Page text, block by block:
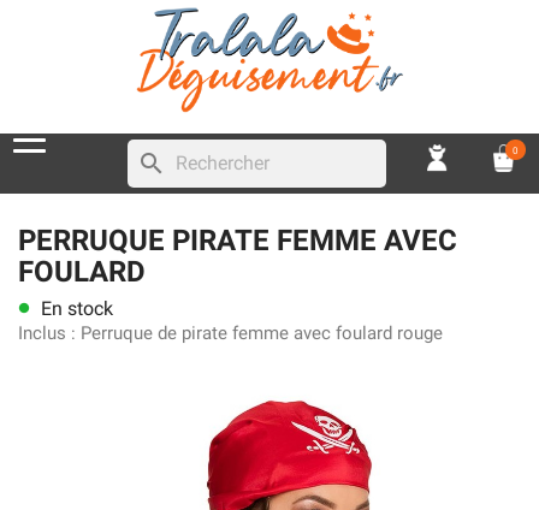
search 0
PERRUQUE PIRATE FEMME AVEC
FOULARD
lens En stock
Inclus : Perruque de pirate femme avec foulard rouge